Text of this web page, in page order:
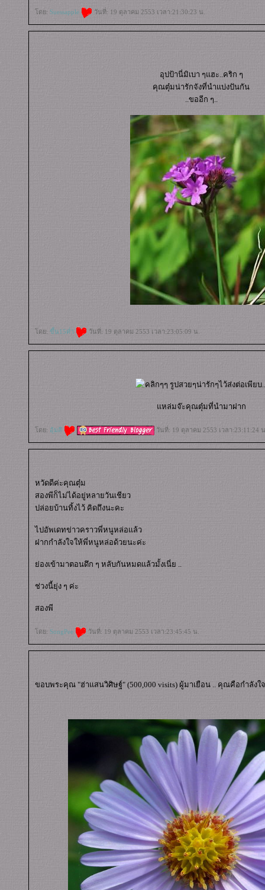
ดย: Suessapple วันที่: 19 ตุลาคม 2553 เวลา:21:30:23 น.
อุปป้านี่มิเบา ๆแฮะ..คริก ๆ
คุณตุ๋มน่ารักจังที่นำแบ่งปันกัน
..ขออีก ๆ..
ดย: ขึ้น15ค่ำ วันที่: 19 ตุลาคม 2553 เวลา:23:05:09 น.
หล่มจ๊ะคุณตุ๋มที่นำมาฝาก
ดย: อุ้มสี วันที่: 19 ตุลาคม 2553 เวลา:23:11:24
หวัดดีค่ะคุณตุ๋ม
สองพีก็ไม่ได้อยู่หลายวันเชียว
ปล่อยบ้านทิ้งไว้ คิดถึงนะคะ
ไปอัพเดทข่าวคราวพี่หนูหล่อแล้ว
ฝากกำลังใจให้พี่หนูหล่อด้วยนะค่ะ
่องเข้ามาตอนดึก ๆ หลับกันหมดแล้วมั้งเนี่ย ..
ช่วงนี้ยุ่ง ๆ ค่ะ
สองพี
ดย: SongPee วันที่: 19 ตุลาคม 2553 เวลา:23:45:45 น.
ขอบพระคุณ "ฮ่าแสนวิศิษฐ์" (500,000 visits) ผู้มาเยือน .. คุณคือกำลังใ